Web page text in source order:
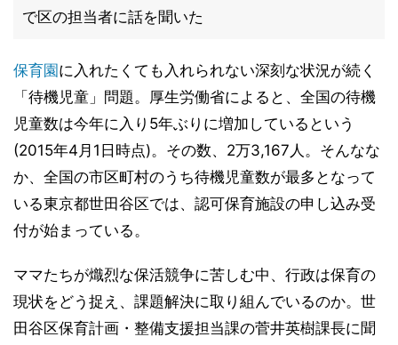
で区の担当者に話を聞いた
保育園に入れたくても入れられない深刻な状況が続く
「待機児童」問題。厚生労働省によると、全国の待機
児童数は今年に入り5年ぶりに増加しているという
(2015年4月1日時点)。その数、2万3,167人。そんなな
か、全国の市区町村のうち待機児童数が最多となって
いる東京都世田谷区では、認可保育施設の申し込み受
付が始まっている。
ママたちが熾烈な保活競争に苦しむ中、行政は保育の
現状をどう捉え、課題解決に取り組んでいるのか。世
田谷区保育計画・整備支援担当課の菅井英樹課長に聞